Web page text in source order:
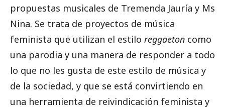
propuestas musicales de Tremenda Jauría y Ms
Nina. Se trata de proyectos de música
feminista que utilizan el estilo reggaeton como
una parodia y una manera de responder a todo
lo que no les gusta de este estilo de música y
de la sociedad, y que se está convirtiendo en
una herramienta de reivindicación feminista y